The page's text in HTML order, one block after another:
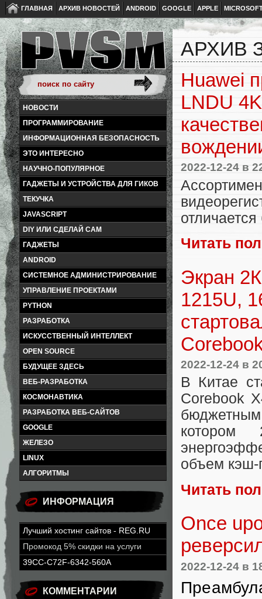
ГЛАВНАЯ АРХИВ НОВОСТЕЙ ANDROID GOOGLE APPLE
НОВОСТИ
ПРОГРАММИРОВАНИЕ
ИНФОРМАЦИОННАЯ БЕЗОПАСНОСТЬ
ЭТО ИНТЕРЕСНО
НАУЧНО-ПОПУЛЯРНОЕ
ГАДЖЕТЫ И УСТРОЙСТВА ДЛЯ ГИКОВ
ТЕКУЧКА
JAVASCRIPT
DIY ИЛИ СДЕЛАЙ САМ
ГАДЖЕТЫ
ANDROID
СИСТЕМНОЕ АДМИНИСТРИРОВАНИЕ
УПРАВЛЕНИЕ ПРОЕКТАМИ
PYTHON
РАЗРАБОТКА
ИСКУССТВЕННЫЙ ИНТЕЛЛЕКТ
OPEN SOURCE
БУДУЩЕЕ ЗДЕСЬ
ВЕБ-РАЗРАБОТКА
КОСМОНАВТИКА
РАЗРАБОТКА ВЕБ-САЙТОВ
GOOGLE
ЖЕЛЕЗО
LINUX
АЛГОРИТМЫ
ИНФОРМАЦИЯ
Лучший хостинг сайтов - REG.RU
Промокод 5% скидки на услуги
39CC-C72F-6342-560A
КОММЕНТАРИИ
АРХИВ
Huawei
LNDU
2022-12-24 в
Читать
Экран
1215U,
2022-12-24 в
В Китае
Corebook
котором
объем кэш-
Читать
Once
2022-12-24 в